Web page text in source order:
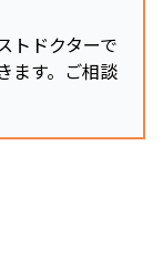
トドクターで
ます。ご相談